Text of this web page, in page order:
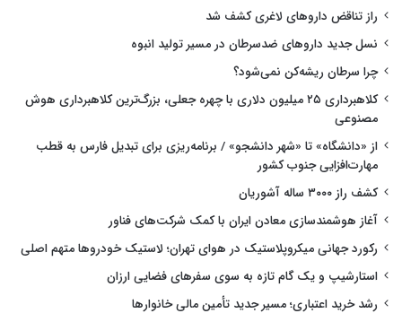
راز تناقض داروهای لاغری کشف شد
نسل جدید داروهای ضدسرطان در مسیر تولید انبوه
چرا سرطان ریشه‌کن نمی‌شود؟
کلاهبرداری ۲۵ میلیون دلاری با چهره جعلی، بزرگ‌ترین کلاهبرداری هوش
مصنوعی
از «دانشگاه» تا «شهر دانشجو» / برنامه‌ریزی برای تبدیل فارس به قطب
مهارت‌افزایی جنوب کشور
کشف راز ۳۰۰۰ ساله آشوریان
آغاز هوشمندسازی معادن ایران با کمک شرکت‌های فناور
رکورد جهانی میکروپلاستیک در هوای تهران؛ لاستیک خودروها متهم اصلی
استارشیپ و یک گام تازه به سوی سفرهای فضایی ارزان
رشد خرید اعتباری؛ مسیر جدید تأمین مالی خانوارها